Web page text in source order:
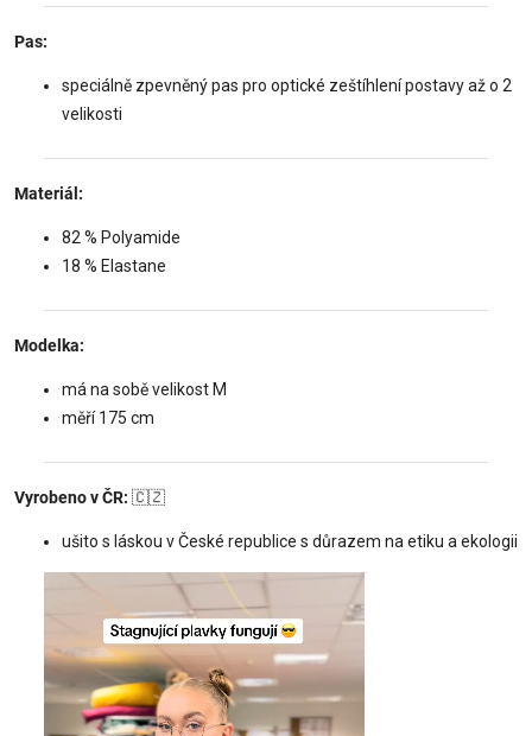
Pas:
speciálně zpevněný pas pro optické zeštíhlení postavy až o 2
velikosti
Materiál:
82 % Polyamide
18 % Elastane
Modelka:
má na sobě velikost M
měří 175 cm
Vyrobeno v ČR: 🇨🇿
ušito s láskou v České republice s důrazem na etiku a ekologii